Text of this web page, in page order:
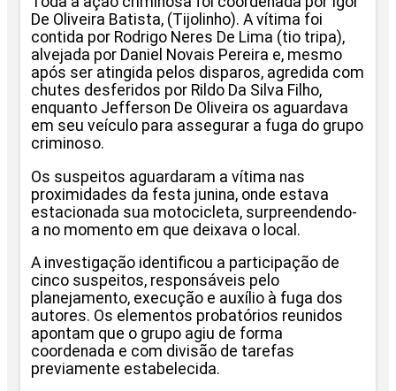
De Oliveira Batista, (Tijolinho). A vítima foi
contida por Rodrigo Neres De Lima (tio tripa),
alvejada por Daniel Novais Pereira e, mesmo
após ser atingida pelos disparos, agredida com
chutes desferidos por Rildo Da Silva Filho,
enquanto Jefferson De Oliveira os aguardava
em seu veículo para assegurar a fuga do grupo
criminoso.
Os suspeitos aguardaram a vítima nas
proximidades da festa junina, onde estava
estacionada sua motocicleta, surpreendendo-
a no momento em que deixava o local.
A investigação identificou a participação de
cinco suspeitos, responsáveis pelo
planejamento, execução e auxílio à fuga dos
autores. Os elementos probatórios reunidos
apontam que o grupo agiu de forma
coordenada e com divisão de tarefas
previamente estabelecida.